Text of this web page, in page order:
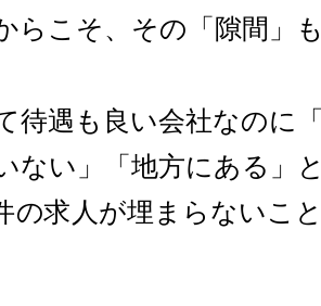
らこそ、その「隙間」
待遇も良い会社なのに
ない」「地方にある」
の求人が埋まらないこ